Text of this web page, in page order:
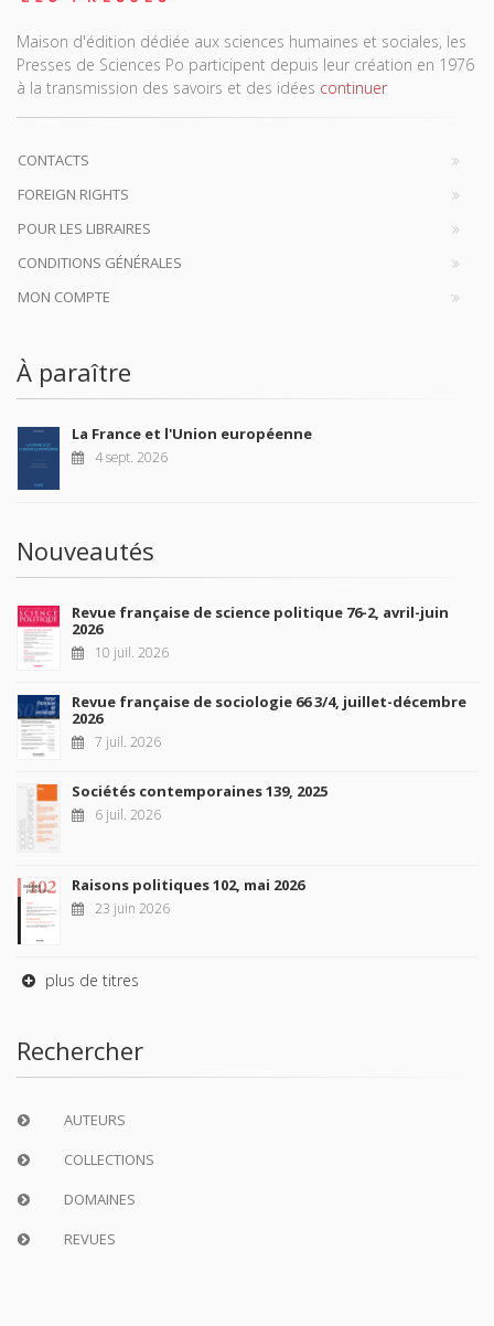
Maison d'édition dédiée aux sciences humaines et sociales, les
Presses de Sciences Po participent depuis leur création en 1976
à la transmission des savoirs et des idées continuer
CONTACTS
FOREIGN RIGHTS
POUR LES LIBRAIRES
CONDITIONS GÉNÉRALES
MON COMPTE
À paraître
La France et l'Union européenne
4 sept. 2026
Nouveautés
Revue française de science politique 76-2, avril-juin
2026
10 juil. 2026
Revue française de sociologie 66 3/4, juillet-décembre
2026
7 juil. 2026
Sociétés contemporaines 139, 2025
6 juil. 2026
Raisons politiques 102, mai 2026
23 juin 2026
plus de titres
Rechercher
AUTEURS
COLLECTIONS
DOMAINES
REVUES